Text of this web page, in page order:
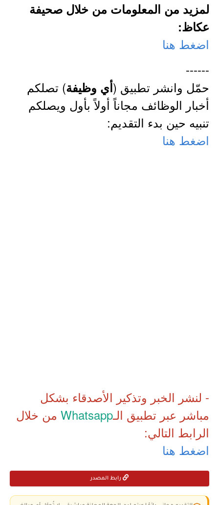
لمزيد من المعلومات من خلال صحيفة
عكاظ:
اضغط هنا
------
حمّل وانشر تطبيق (أي وظيفة) تصلكم
أخبار الوظائف مجاناً أولاً بأول ويصلكم
تنبيه حين بدء التقديم:
اضغط هنا
- لنشر الخبر وتذكير الأصدقاء بشكل
مباشر عبر تطبيق الـWhatsapp من خلال
الرابط التالي:
اضغط هنا
رابط المصدر